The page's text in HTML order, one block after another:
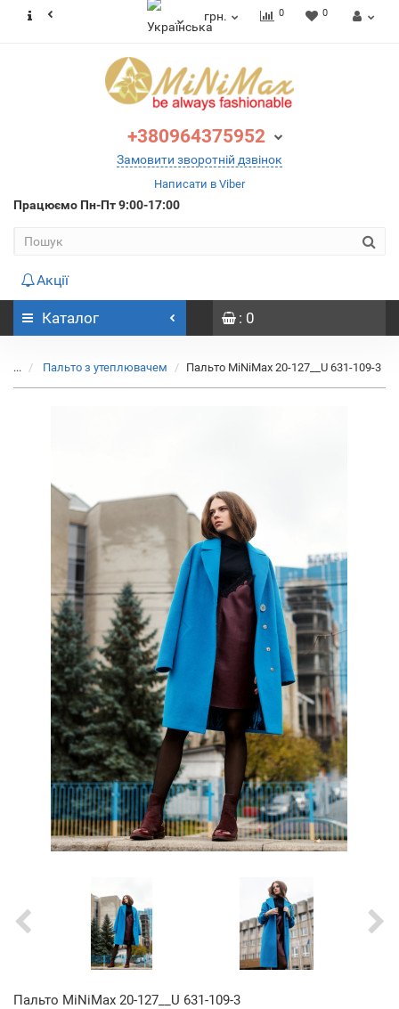
грн. 0 0
+380964375952
Замовити зворотній дзвінок
Написати в Viber
Працюємо Пн-Пт 9:00-17:00
Акції
Каталог : 0
... Пальто з утеплювачем Пальто MiNiMax 20-127__U 631-109-3
Пальто MiNiMax 20-127__U 631-109-3